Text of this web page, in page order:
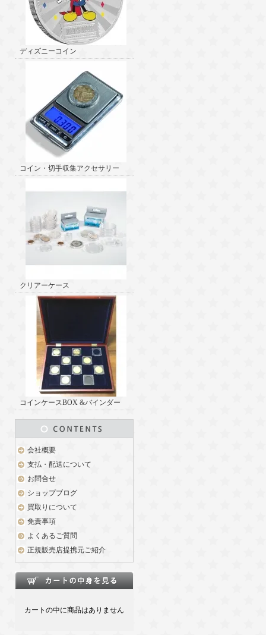
ディズニーコイン
コイン・切手収集アクセサリー
クリアーケース
コインケースBOX &バインダー
会社概要
支払・配送について
お問合せ
ショップブログ
買取りについて
免責事項
よくあるご質問
正規販売店提携元ご紹介
カートの中に商品はありません